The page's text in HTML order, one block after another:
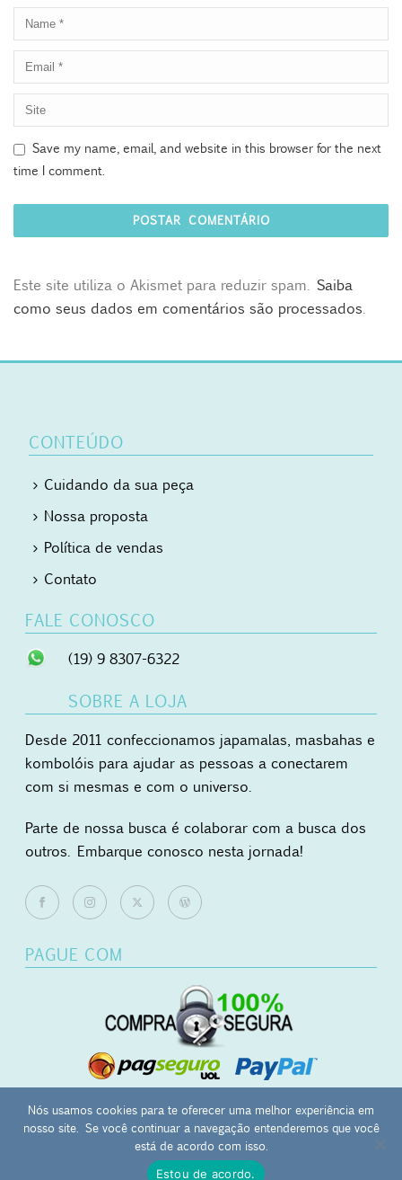
Save my name, email, and website in this browser for the next
time I comment.
Este site utiliza o Akismet para reduzir spam. Saiba
como seus dados em comentários são processados.
CONTEÚDO
Cuidando da sua peça
Nossa proposta
Política de vendas
Contato
FALE CONOSCO
(19) 9 8307-6322
SOBRE A LOJA
Desde 2011 confeccionamos japamalas, masbahas e
kombolóis para ajudar as pessoas a conectarem
com si mesmas e com o universo.
Parte de nossa busca é colaborar com a busca dos
outros. Embarque conosco nesta jornada!
PAGUE COM
Mãos Ocupadas - japamala | masbaha | kombolói - CNPJ:
27.657.120/0001-12 - Campinas-SP -
Nós usamos cookies para te oferecer uma melhor experiência em
nosso site. Se você continuar a navegação entenderemos que você
está de acordo com isso.
Estou de acordo.